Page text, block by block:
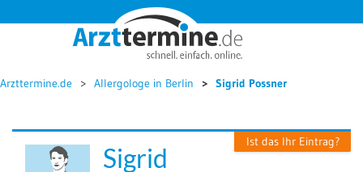




Arzttermine.de Allergologe in Berlin Sigrid Possner
Ist das Ihr Eintrag?
Sigrid